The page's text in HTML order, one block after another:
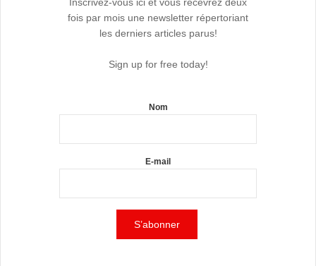
fois par mois une newsletter répertoriant
les derniers articles parus!
Sign up for free today!
Nom
E-mail